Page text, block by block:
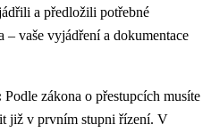
a předložili potřebné
vaše vyjádření a dokumentace
Podle zákona o přestupcích musíte
již v prvním stupni řízení. V